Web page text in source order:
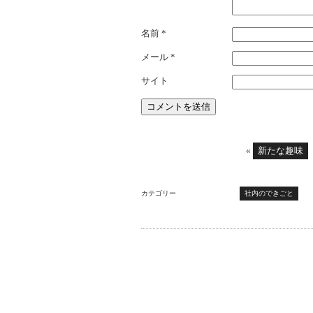
名前 *
メール *
サイト
« 新たな趣味
カテゴリー 社内のできごと